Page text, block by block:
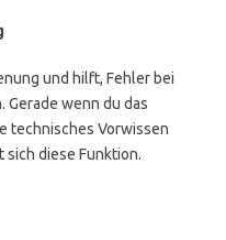
und hilft, Fehler bei
Gerade wenn du das
technisches Vorwissen
diese Funktion.